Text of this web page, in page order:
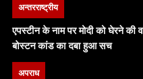
अन्तरराष्ट्रीय
एपस्टीन के नाम पर मोदी को घेरने की
बोस्टन कांड का दबा हुआ सच
अपराध